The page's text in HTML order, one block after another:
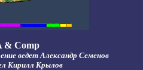
& Comp
ведет Александр Семенов
Кирилл Крылов